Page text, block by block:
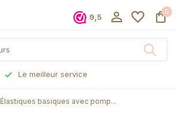
9,5
0
Le meilleur service
Élastiques basiques avec pomp...